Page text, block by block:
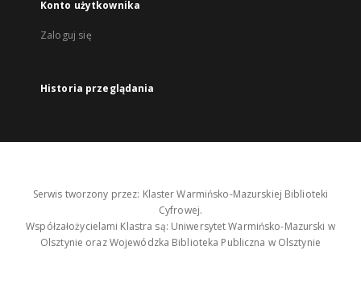
Konto użytkownika
Zaloguj się
Historia przeglądania
Serwis tworzony przez: Klaster Warmińsko-Mazurskiej Biblioteki
Cyfrowej.
Współzałożycielami Klastra są: Uniwersytet Warmińsko-Mazurski w
Olsztynie oraz Wojewódzka Biblioteka Publiczna w Olsztynie